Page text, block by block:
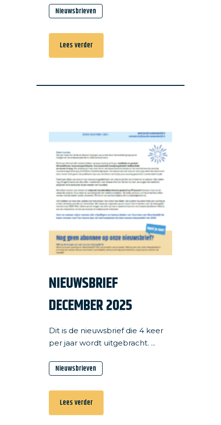
Nieuwsbrieven
Lees verder
NIEUWSBRIEF
DECEMBER 2025
Dit is de nieuwsbrief die 4 keer
per jaar wordt uitgebracht. ...
Nieuwsbrieven
Lees verder